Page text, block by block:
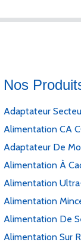
Nos
Adaptateur
Alimentation CA
Adaptateur De
Alimentation À
Alimentation
Alimentation
Alimentation De
Alimentation Sur